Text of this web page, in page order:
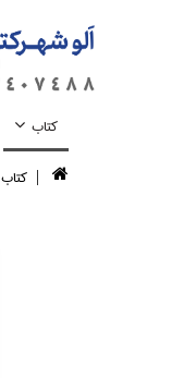
كتاب
كتاب